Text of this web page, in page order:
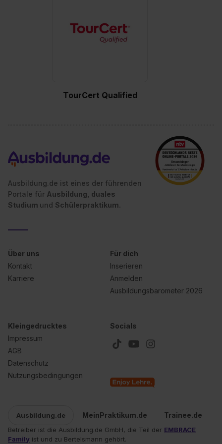
der Kategorien „Präferenzen“, „Statistiken“ und „Social
Media und Marketing“ umfasst hierbei die Einwilligung
Wirkung für die Zukunft ganz oder teilweise über unsere
Datenschutzerklärung
Impressum .
TourCert Qualified
Ausbildung.de ist eines der führenden
Portale für Ausbildung, duales
Studium und Schülerpraktikum.
Über uns
Kontakt
Karriere
Für dich
Inserieren
Anmelden
Ausbildungsbarometer 2026
Kleingedrucktes
Impressum
AGB
Datenschutz
Nutzungsbedingungen
Socials
Ausbildung.de MeinPraktikum.de Trainee.de
Betreiber ist die Ausbildung.de GmbH, die Teil der EMBRACE
Family ist und zu Bertelsmann gehört.